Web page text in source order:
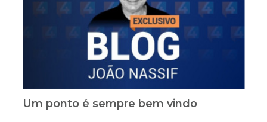
Um ponto é sempre bem vindo